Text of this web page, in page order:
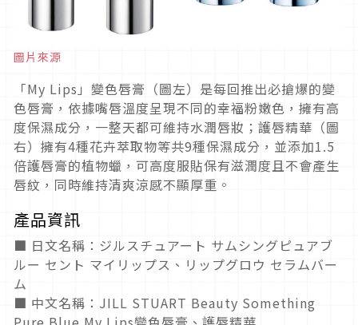
圖片來源
「My Lips」變色唇膏（圖左）是每回推出必搶爆的變
色唇膏，依據嘴唇溫度呈現不同的幸福粉嫩色，擁有高
度保濕成分，一整天都可維持水潤唇妝；護唇精華（圖
右）擁有4種花卉萃取物等共9種保濕成分，並添加1.5
倍護唇膏的植物蠟，可高度服貼保有滋潤度且不會產生
唇紋，同時維持清爽涼感不顯厚重。
產品資訊
■ 日文名稱：ジルスチュアート サムシングピュアブ
ルー セント マイリップス、リップグロウ セラムバー
ム
■ 中文名稱：JILL STUART Beauty Something